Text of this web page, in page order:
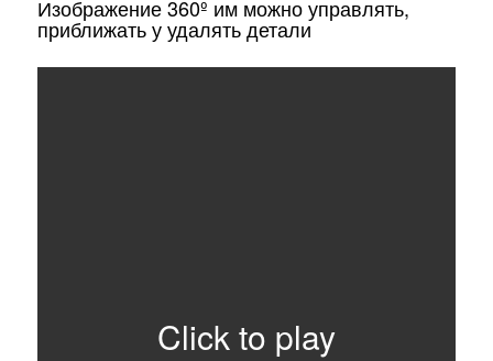
Изображение 360º им можно управлять,
приближать у удалять детали
Click to play